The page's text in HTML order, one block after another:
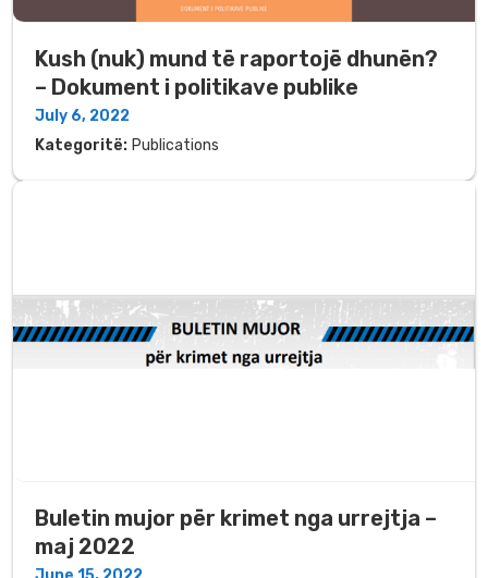
Kush (nuk) mund të raportojë dhunën?
– Dokument i politikave publike
July 6, 2022
Kategoritë: Publications
Buletin mujor për krimet nga urrejtja –
maj 2022